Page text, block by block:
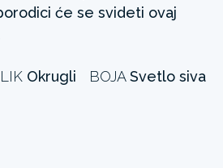
će se svideti ovaj
Okrugli BOJASvetlo siva